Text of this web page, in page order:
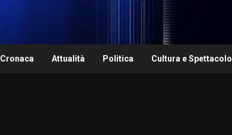
Cronaca Attualità Politica Cultura e Spettacolo